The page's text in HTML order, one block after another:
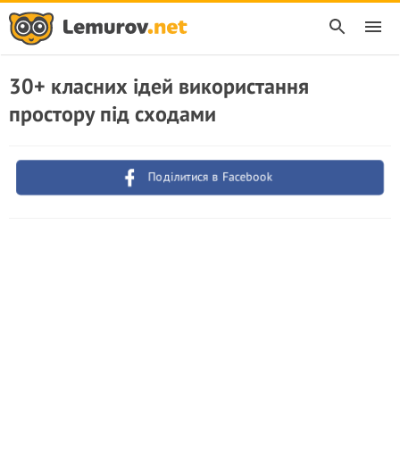
30+ класних ідей використання
простору під сходами
Поділитися в Facebook